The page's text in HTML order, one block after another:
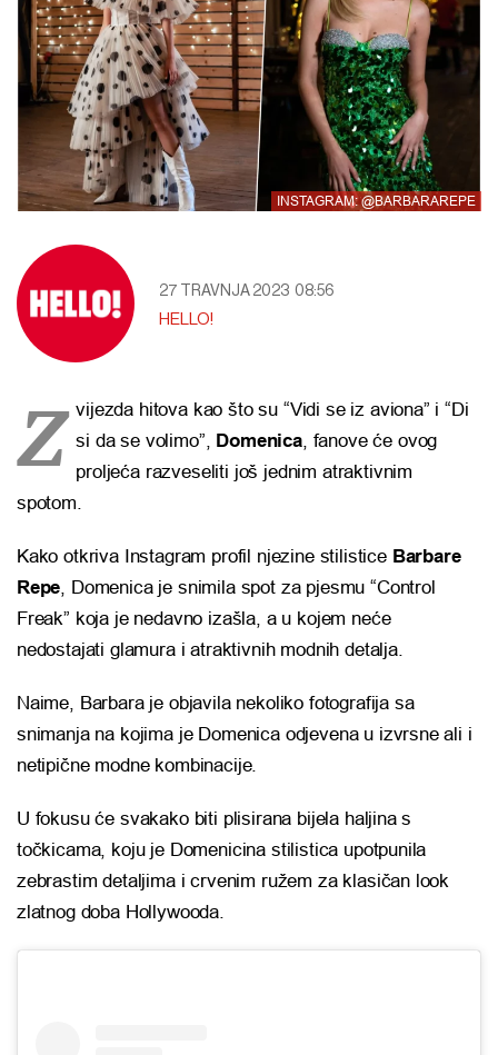
INSTAGRAM: @BARBARAREPE
27 TRAVNJA 2023 08:56
HELLO!
Z vijezda hitova kao što su “Vidi se iz aviona” i “Di
si da se volimo”, Domenica, fanove će ovog
proljeća razveseliti još jednim atraktivnim
spotom.
Kako otkriva Instagram profil njezine stilisticeBarbare
Repe, Domenica je snimila spot za pjesmu “Control
Freak” koja je nedavno izašla, a u kojem neće
nedostajati glamura i atraktivnih modnih detalja.
Naime, Barbara je objavila nekoliko fotografija sa
snimanja na kojima je Domenica odjevena u izvrsne ali i
netipične modne kombinacije.
U fokusu će svakako biti plisirana bijela haljina s
točkicama, koju je Domenicina stilistica upotpunila
zebrastim detaljima i crvenim ružem za klasičan look
zlatnog doba Hollywooda.